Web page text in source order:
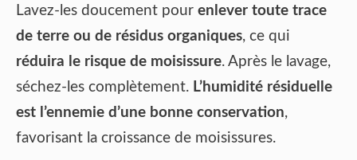
Lavez-les doucement pour enlever toute trace
de terre ou de résidus organiques, ce qui
réduira le risque de moisissure. Après le lavage,
séchez-les complètement. L’humidité résiduelle
est l’ennemie d’une bonne conservation,
favorisant la croissance de moisissures.